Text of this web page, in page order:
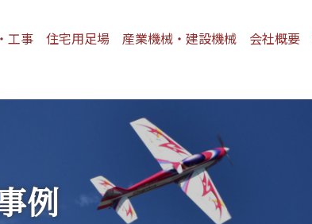
工事 住宅用足場 産業機械・建設機械 会社概要
例